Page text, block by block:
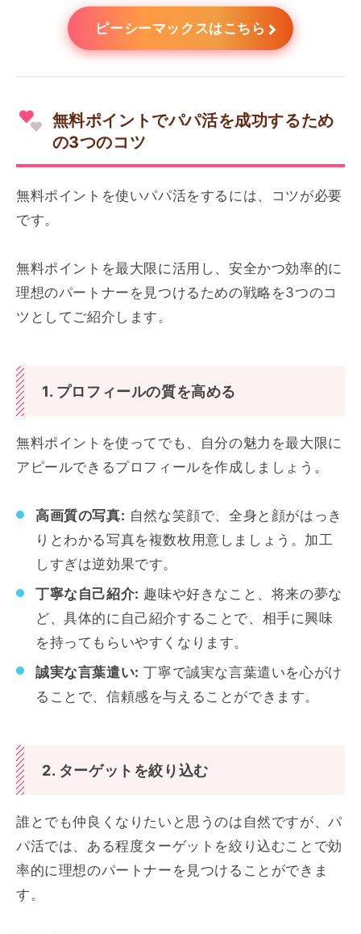
ピーシーマックスはこちら
無料ポイントでパパ活を成功するため
の3つのコツ
無料ポイントを使いパパ活をするには、コツが必要
です。
無料ポイントを最大限に活用し、安全かつ効率的に
理想のパートナーを見つけるための戦略を3つのコ
ツとしてご紹介します。
1. プロフィールの質を高める
無料ポイントを使ってでも、自分の魅力を最大限に
アピールできるプロフィールを作成しましょう。
高画質の写真: 自然な笑顔で、全身と顔がはっき
りとわかる写真を複数枚用意しましょう。加工
しすぎは逆効果です。
丁寧な自己紹介: 趣味や好きなこと、将来の夢な
ど、具体的に自己紹介することで、相手に興味
を持ってもらいやすくなります。
誠実な言葉遣い: 丁寧で誠実な言葉遣いを心がけ
ることで、信頼感を与えることができます。
2. ターゲットを絞り込む
誰とでも仲良くなりたいと思うのは自然ですが、パ
パ活では、ある程度ターゲットを絞り込むことで効
率的に理想のパートナーを見つけることができま
す。